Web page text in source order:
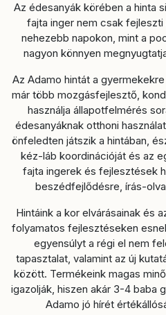
Az édesanyák körében a hinta
fajta inger nem csak
nehezebb napokon, mint a
nagyon könnyen
Az Adamo hintát a
már több mozgásfejlesztő,
használja állapotfelmérés
édesanyáknak otthoni
önfeledten játszik a hintában,
kéz-láb koordinációját és az
fajta ingerek és fejlesztések
beszédfejlődésre, írás-
Hintáink a kor elvárásainak és
folyamatos fejlesztéseken
egyensúlyt a régi el nem
tapasztalat, valamint az új
között. Termékeink magas
igazolják, hiszen akár 3-4 baba
Adamo jó hírét